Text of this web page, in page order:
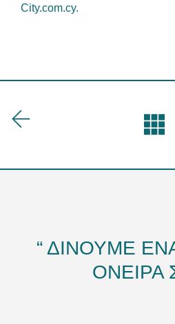
City.com.cy.
“ ΔΙΝΟΥΜΕ
ΟΝΕΙΡΑ